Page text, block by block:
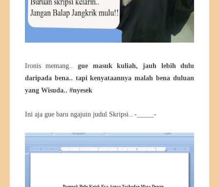
Ironis memang.. gue masuk kuliah, jauh lebih dulu
daripada bena.. tapi kenyataannya malah bena duluan
yang Wisuda.. #nyesek
Ini aja gue baru ngajuin judul Skripsi.. -_____-